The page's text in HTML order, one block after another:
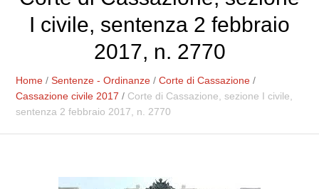
I civile, sentenza 2 febbraio
2017, n. 2770
Home /Sentenze - Ordinanze /Corte di Cassazione /
Cassazione civile 2017 / Corte di Cassazione, sezione I civile,
sentenza 2 febbraio 2017, n. 2770